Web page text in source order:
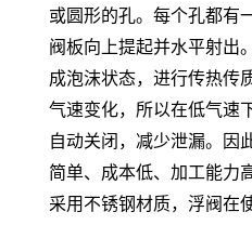
或圆形的孔。每个孔都有
阀板向上提起并水平射出
成泡沫状态，进行传热传
气速变化，所以在低气速
自动关闭，减少泄漏。因
简单、成本低、加工能力
采用不锈钢材质，浮阀在